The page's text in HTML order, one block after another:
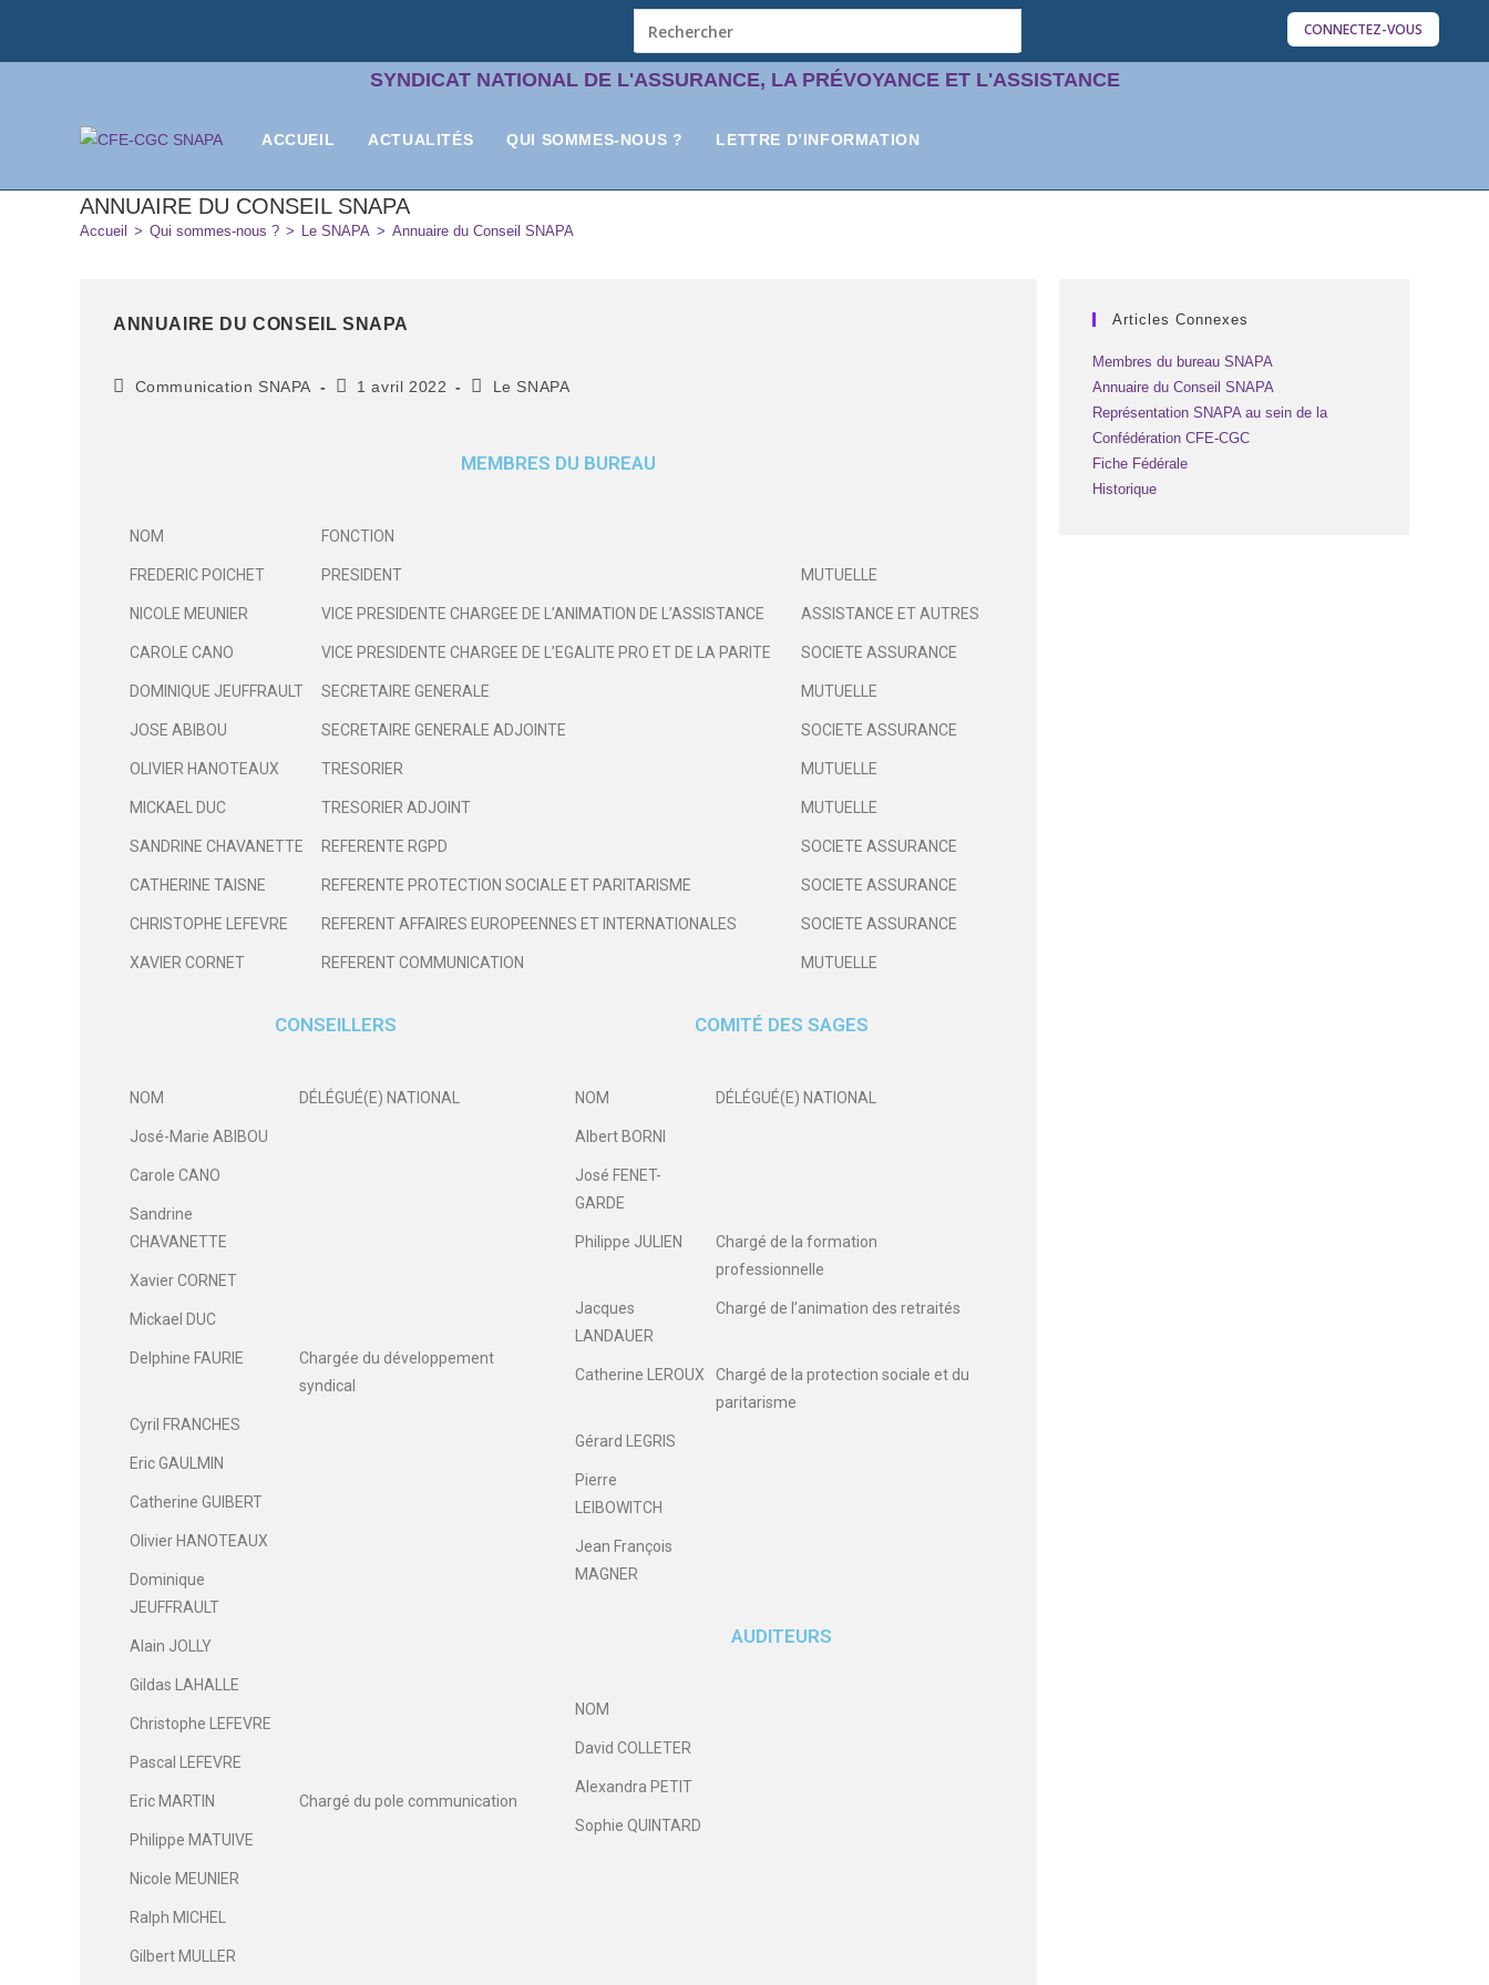
CONNECTEZ-VOUS
SYNDICAT NATIONAL DE L'ASSURANCE, LA PRÉVOYANCE ET L'ASSISTANCE
ACCUEIL ACTUALITÉS QUI SOMMES-NOUS ? LETTRE D’INFORMATION
ANNUAIRE DU CONSEIL SNAPA
Accueil > Qui sommes-nous ? > Le SNAPA > Annuaire du Conseil SNAPA
ANNUAIRE DU CONSEIL SNAPA
Communication SNAPA 1 avril 2022 Le SNAPA
MEMBRES DU BUREAU
NOM FONCTION
FREDERIC POICHET PRESIDENT MUTUELLE
NICOLE MEUNIER VICE PRESIDENTE CHARGEE DE L’ANIMATION DE L’ASSISTANCE ASSISTANCE ET AUTRES
CAROLE CANO VICE PRESIDENTE CHARGEE DE L’EGALITE PRO ET DE LA PARITE SOCIETE ASSURANCE
DOMINIQUE JEUFFRAULT SECRETAIRE GENERALE MUTUELLE
JOSE ABIBOU SECRETAIRE GENERALE ADJOINTE SOCIETE ASSURANCE
OLIVIER HANOTEAUX TRESORIER MUTUELLE
MICKAEL DUC TRESORIER ADJOINT MUTUELLE
SANDRINE CHAVANETTE REFERENTE RGPD SOCIETE ASSURANCE
CATHERINE TAISNE REFERENTE PROTECTION SOCIALE ET PARITARISME SOCIETE ASSURANCE
CHRISTOPHE LEFEVRE REFERENT AFFAIRES EUROPEENNES ET INTERNATIONALES SOCIETE ASSURANCE
XAVIER CORNET REFERENT COMMUNICATION MUTUELLE
CONSEILLERS
NOM DÉLÉGUÉ(E) NATIONAL
José-Marie ABIBOU
Carole CANO
Sandrine
CHAVANETTE
Xavier CORNET
Mickael DUC
Delphine FAURIE
Chargée du développement
syndical
Cyril FRANCHES
Eric GAULMIN
Catherine GUIBERT
Olivier HANOTEAUX
Dominique
JEUFFRAULT
Alain JOLLY
Gildas LAHALLE
Christophe LEFEVRE
Pascal LEFEVRE
Eric MARTIN Chargé du pole communication
Philippe MATUIVE
Nicole MEUNIER
Ralph MICHEL
Gilbert MULLER
COMITÉ DES SAGES
NOM DÉLÉGUÉ(E) NATIONAL
Albert BORNI
José FENET-
GARDE
Philippe JULIEN
Chargé de la formation
professionnelle
Jacques
LANDAUER
Chargé de l’animation des retraités
Catherine LEROUX
Chargé de la protection sociale et du
paritarisme
Gérard LEGRIS
Pierre
LEIBOWITCH
Jean François
MAGNER
AUDITEURS
NOM
David COLLETER
Alexandra PETIT
Sophie QUINTARD
Articles Connexes
Membres du bureau SNAPA
Annuaire du Conseil SNAPA
Représentation SNAPA au sein de la
Confédération CFE-CGC
Fiche Fédérale
Historique